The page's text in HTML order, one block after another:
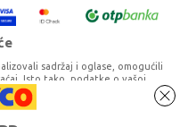
ZA
sadržaj i oglase, omogućili
Isto tako, podatke o vašoj
za društvene medije,
s drugim podacima koje ste im
njihove usluge. Nastavkom